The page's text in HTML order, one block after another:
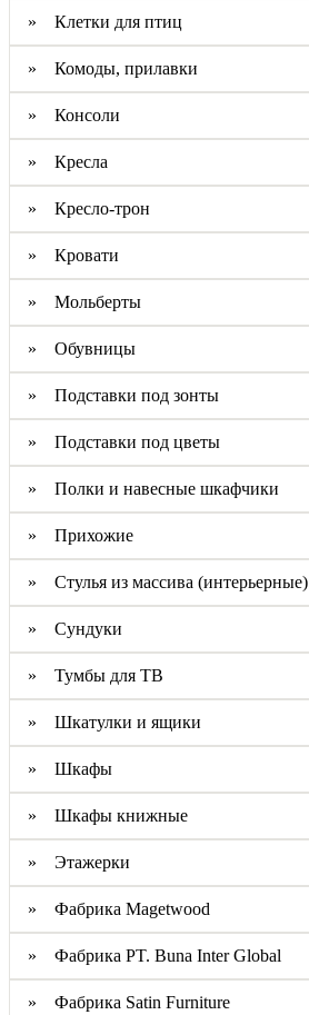
» Клетки для птиц
» Комоды, прилавки
» Консоли
» Кресла
» Кресло-трон
» Кровати
» Мольберты
» Обувницы
» Подставки под зонты
» Подставки под цветы
» Полки и навесные шкафчики
» Прихожие
» Стулья из массива (интерьерные)
» Сундуки
» Тумбы для ТВ
» Шкатулки и ящики
» Шкафы
» Шкафы книжные
» Этажерки
» Фабрика Magetwood
» Фабрика PT. Buna Inter Global
» Фабрика Satin Furniture